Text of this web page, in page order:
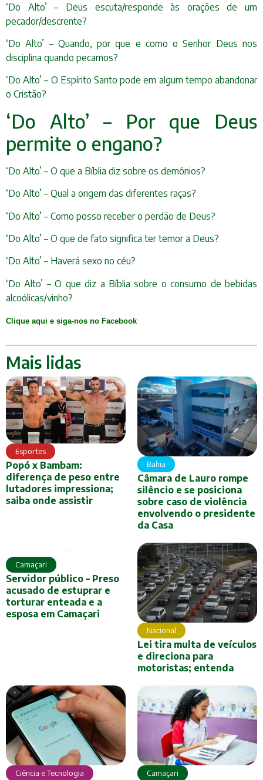
‘Do Alto’ – Deus escuta/responde às orações de um
pecador/descrente?
‘Do Alto’ – Quando, por que e como o Senhor Deus nos
disciplina quando pecamos?
‘Do Alto’ – O Espírito Santo pode em algum tempo abandonar
o Cristão?
‘Do Alto’ – Por que Deus
permite o engano?
‘Do Alto’ – O que a Bíblia diz sobre os demônios?
‘Do Alto’ – Qual a origem das diferentes raças?
‘Do Alto’ – Como posso receber o perdão de Deus?
‘Do Alto’ – O que de fato significa ter temor a Deus?
‘Do Alto’ – Haverá sexo no céu?
‘Do Alto’ – O que diz a Bíblia sobre o consumo de bebidas
alcoólicas/vinho?
Clique aqui e siga-nos no Facebook
Mais lidas
Esportes
Popó x Bambam:
diferença de peso entre
lutadores impressiona;
saiba onde assistir
Bahia
Câmara de Lauro rompe
silêncio e se posiciona
sobre caso de violência
envolvendo o presidente
da Casa
Camaçari
Servidor público – Preso
acusado de estuprar e
torturar enteada e a
esposa em Camaçari
Nacional
Lei tira multa de veículos
e direciona para
motoristas; entenda
Ciência e Tecnologia Camaçari